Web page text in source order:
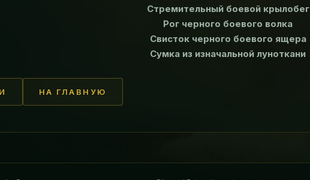
Стремительный боевой крылобег
Рог черного боевого волка
Свисток черного боевого ящера
Сумка из изначальной луноткани
НА ГЛАВНУЮ